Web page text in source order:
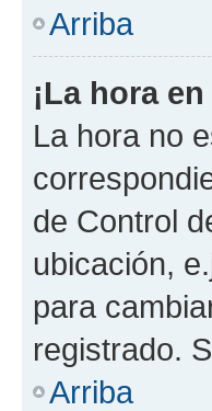
Arriba
¡La hora
La hora no
de Control
ubicación,
para
registrado.
Arriba